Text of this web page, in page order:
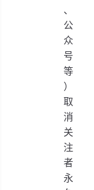
、
公
众
号
等
）
取
消
关
注
者
永